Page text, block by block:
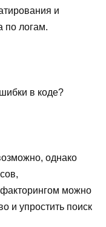
и
по логам.
в коде?
однако
можно
и упростить поиск